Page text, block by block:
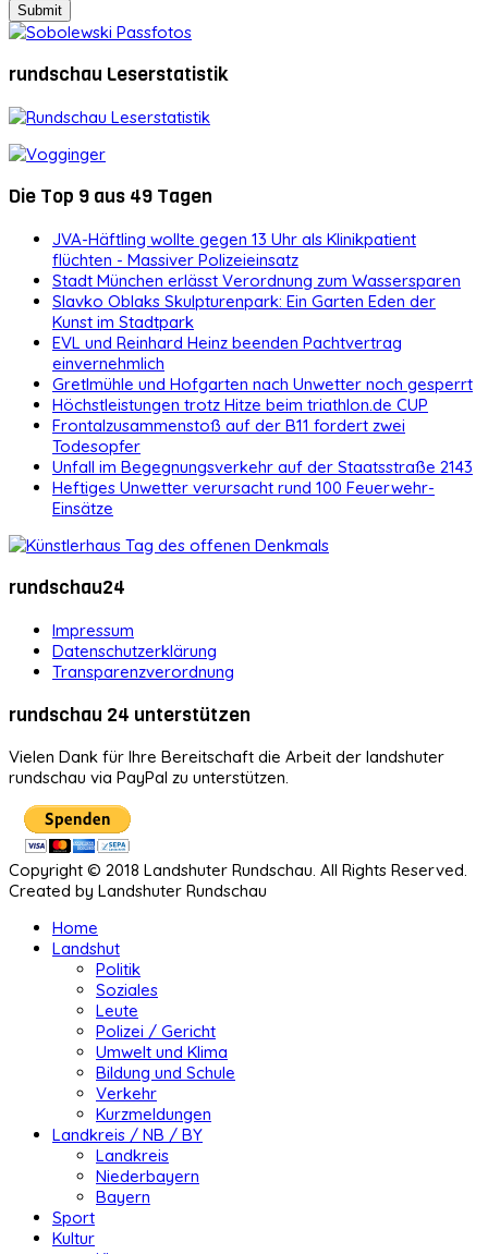
rundschau Leserstatistik
Die Top 9 aus 49 Tagen
JVA-Häftling wollte gegen 13 Uhr als Klinikpatient
flüchten - Massiver Polizeieinsatz
Stadt München erlässt Verordnung zum Wassersparen
Slavko Oblaks Skulpturenpark: Ein Garten Eden der
Kunst im Stadtpark
EVL und Reinhard Heinz beenden Pachtvertrag
einvernehmlich
Gretlmühle und Hofgarten nach Unwetter noch gesperrt
Höchstleistungen trotz Hitze beim triathlon.de CUP
Frontalzusammenstoß auf der B11 fordert zwei
Todesopfer
Unfall im Begegnungsverkehr auf der Staatsstraße 2143
Heftiges Unwetter verursacht rund 100 Feuerwehr-
Einsätze
rundschau24
Impressum
Datenschutzerklärung
Transparenzverordnung
rundschau 24 unterstützen
Vielen Dank für Ihre Bereitschaft die Arbeit der landshuter
rundschau via PayPal zu unterstützen.
Copyright © 2018 Landshuter Rundschau. All Rights Reserved.
Created by Landshuter Rundschau
Home
Landshut
Politik
Soziales
Leute
Polizei / Gericht
Umwelt und Klima
Bildung und Schule
Verkehr
Kurzmeldungen
Landkreis / NB / BY
Landkreis
Niederbayern
Bayern
Sport
Kultur